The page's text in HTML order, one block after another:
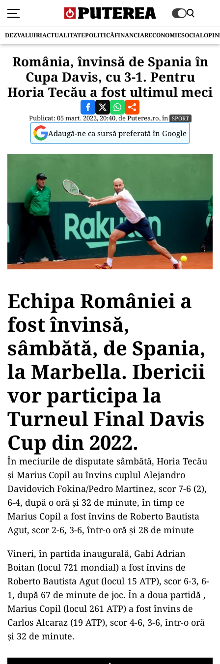
DEZVALUIRIACTUALITATEPOLITICĂFINANCIARECONOMIESOCIAL
România, învinsă de Spania în
Cupa Davis, cu 3-1. Pentru
Horia Tecău a fost ultimul meci
Publicat: 05 mart. 2022, 20:40, dePuterea.ro, în SPORT
Adaugă-ne ca sursă preferată în Google
Echipa României a
fost învinsă,
sâmbătă, de Spania,
la Marbella. Ibericii
vor participa la
Turneul Final Davis
Cup din 2022.
În meciurile de disputate sâmbătă, Horia Tecău
şi Marius Copil au învins cuplul Alejandro
Davidovich Fokina/Pedro Martinez, scor 7-6 (2),
6-4, după o oră şi 32 de minute, în timp ce
Marius Copil a fost învins de Roberto Bautista
Agut, scor 2-6, 3-6, într-o oră şi 28 de minute
Vineri, în partida inaugurală, Gabi Adrian
Boitan (locul 721 mondial) a fost învins de
Roberto Bautista Agut (locul 15 ATP), scor 6-3, 6-
1, după 67 de minute de joc. În a doua partidă ,
Marius Copil (locul 261 ATP) a fost învins de
Carlos Alcaraz (19 ATP), scor 4-6, 3-6, într-o oră
şi 32 de minute.